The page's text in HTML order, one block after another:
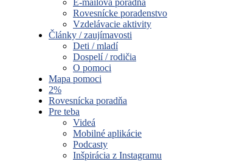
E-mailová poradňa
Rovesnícke poradenstvo
Vzdelávacie aktivity
Články / zaujímavosti
Deti / mladí
Dospelí / rodičia
O pomoci
Mapa pomoci
2%
Rovesnícka poradňa
Pre teba
Videá
Mobilné aplikácie
Podcasty
Inšpirácia z Instagramu